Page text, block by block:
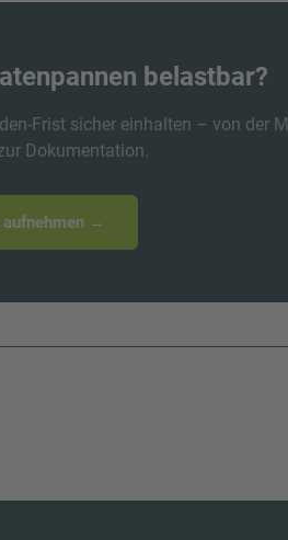
belastbar?
Frist sicher einhalten – von der
Dokumentation.
→